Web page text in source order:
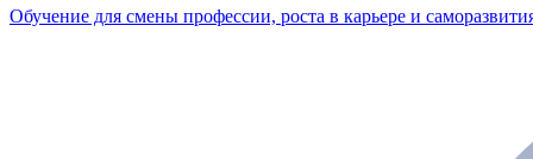
Обучение для смены профессии, роста в карьере и